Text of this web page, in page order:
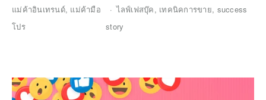
แม่ค้าอินเทรนด์, แม่ค้ามือ
โปร
ไลฟ์เฟสบุ๊ค, เทคนิคการขาย, success
story